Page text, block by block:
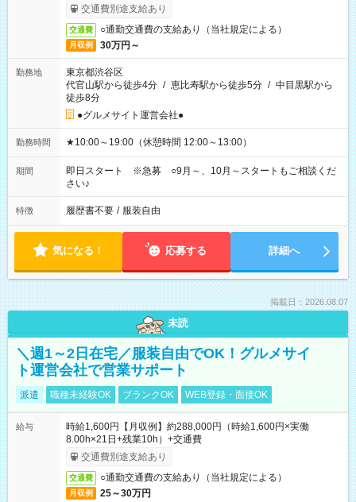
交通費別途支給あり
交通費 ○通勤交通費の支給あり（当社規定による）
月収例 30万円～
勤務地
東京都渋谷区
代官山駅から徒歩4分 / 恵比寿駅から徒歩5分 / 中目黒駅から
徒歩8分
●グルメサイト運営会社●
勤務時間 ★10:00～19:00（休憩時間 12:00～13:00）
期間
即日スタート ※急募 ○9月～、10月～スタートもご相談くだ
さい♪
特徴 履歴書不要 / 服装自由
気になる！ 応募する 詳細へ
掲載日：2026.08.07
未読
＼週1～2日在宅／服装自由でOK！グルメサイ
ト運営会社で営業サポート
派遣 職種未経験OK ブランクOK WEB登録・面接OK
給与
時給1,600円【月収例】約288,000円（時給1,600円×実働
8.00h×21日+残業10h）+交通費
交通費別途支給あり
交通費 ○通勤交通費の支給あり（当社規定による）
月収例 25～30万円